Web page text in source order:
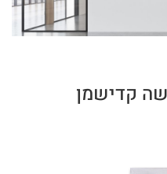
קדישמן